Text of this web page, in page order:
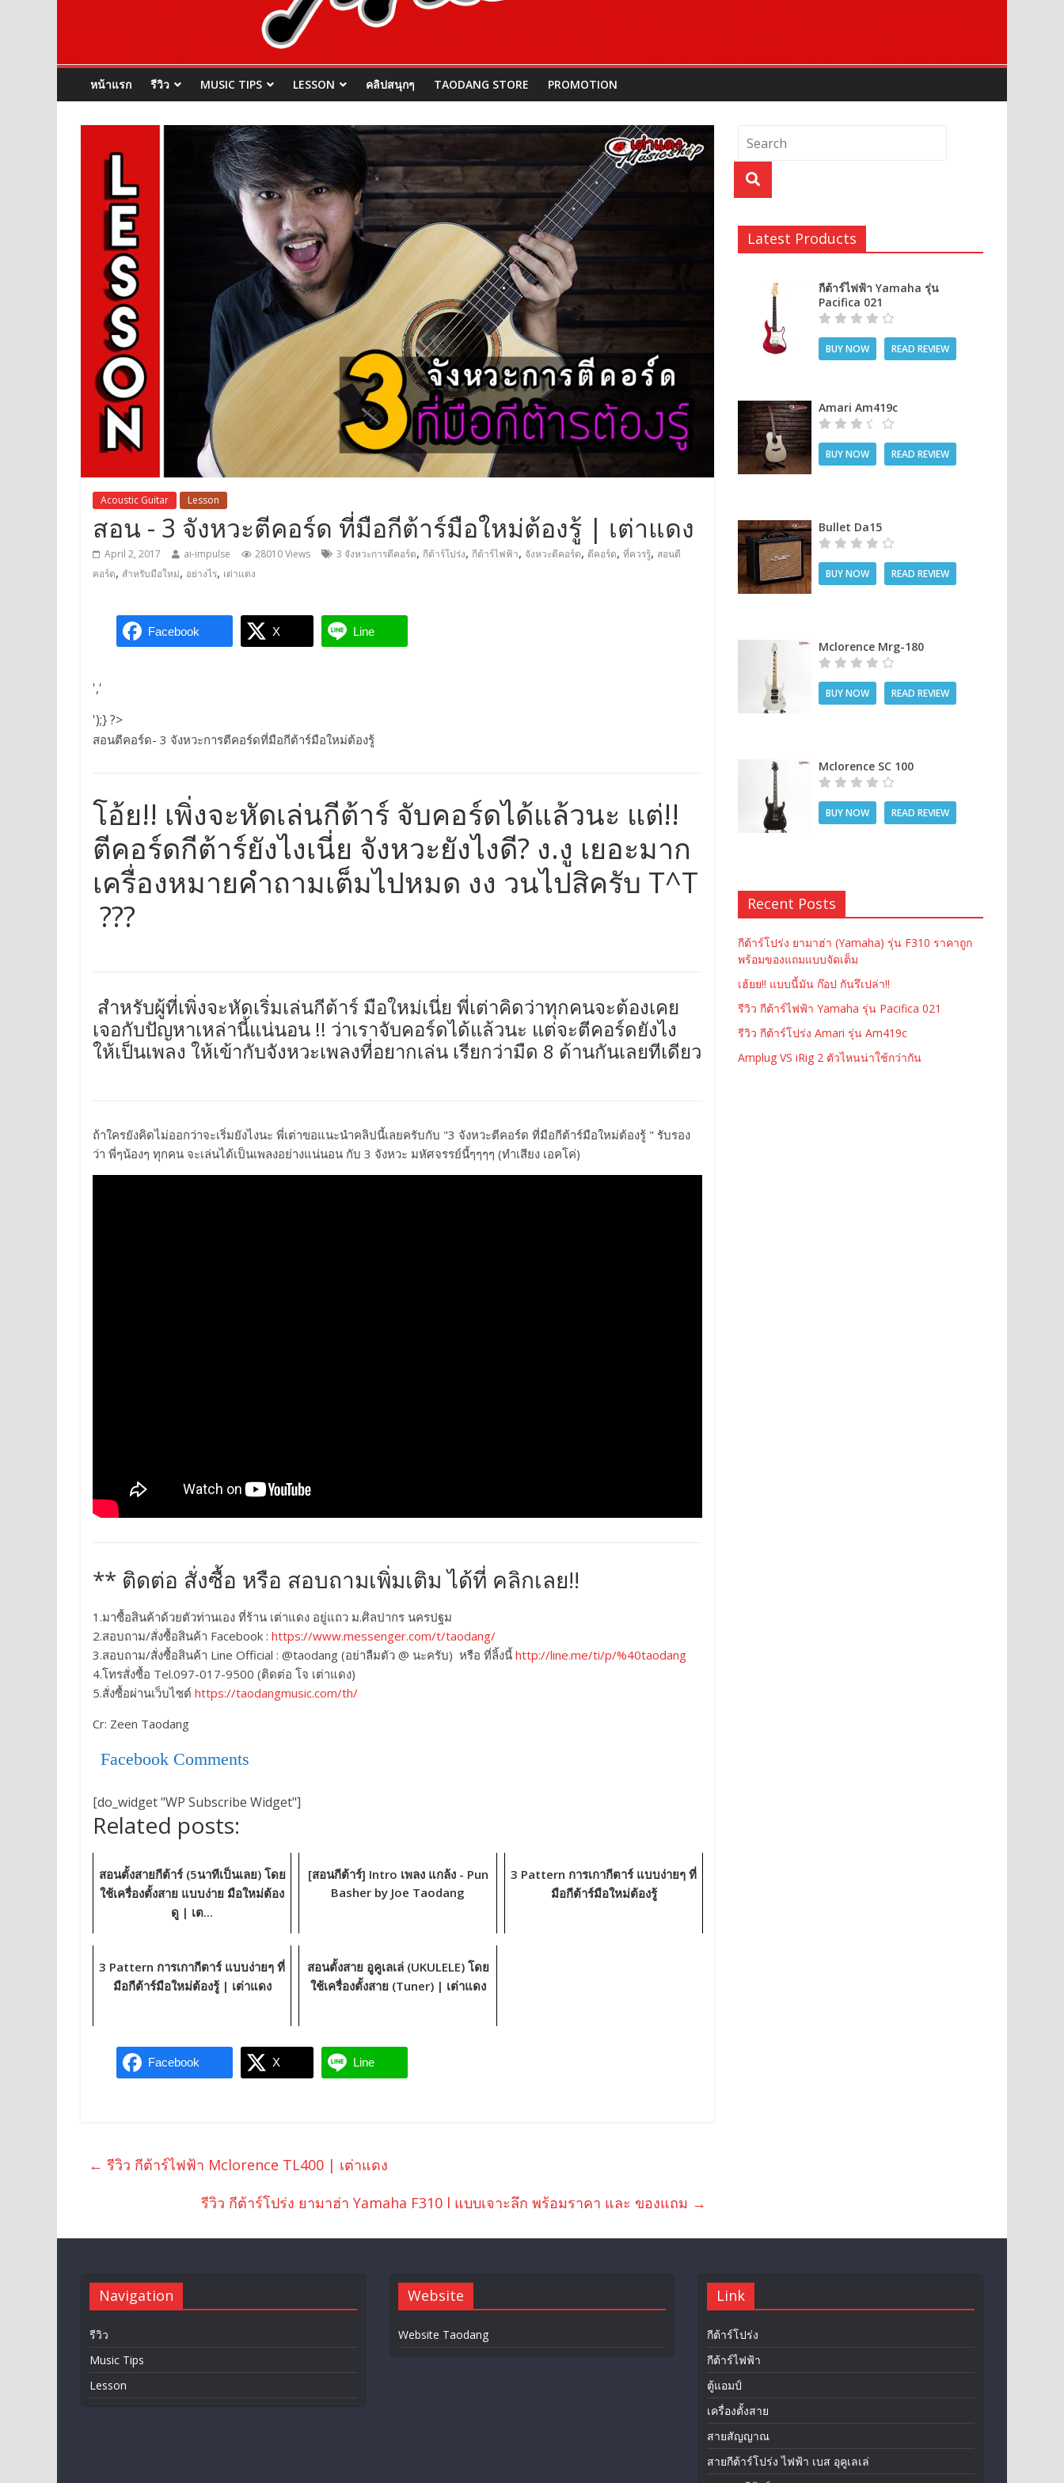
หน้าแรก รีวิว MUSIC TIPS LESSON คลิปสนุกๆ TAODANG STORE PROMOTION
Acoustic Guitar Lesson
สอน - 3 จังหวะตีคอร์ด ที่มือกีต้าร์มือใหม่ต้องรู้ | เต่าแดง
April 2, 2017 ai-impulse 28010 Views 3 จังหวะการตีคอร์ด, กีต้าร์โปร่ง, กีต้าร์ไฟฟ้า, จังหวะตีคอร์ด, ตีคอร์ด, ที่ควรรู้, สอนตี
คอร์ด, สำหรับมือใหม่, อย่างไร, เต่าแดง
Facebook X Line
','
');} ?>
สอนตีคอร์ด- 3 จังหวะการตีคอร์ดที่มือกีต้าร์มือใหม่ต้องรู้
โอ้ย!! เพิ่งจะหัดเล่นกีต้าร์ จับคอร์ดได้แล้วนะ แต่!!
ตีคอร์ดกีต้าร์ยังไงเนี่ย จังหวะยังไงดี? ง.งู เยอะมาก
เครื่องหมายคำถามเต็มไปหมด งง วนไปสิครับ T^T
???
สำหรับผู้ที่เพิ่งจะหัดเริ่มเล่นกีต้าร์ มือใหม่เนี่ย พี่เต่าคิดว่าทุกคนจะต้องเคย
เจอกับปัญหาเหล่านี้แน่นอน !! ว่าเราจับคอร์ดได้แล้วนะ แต่จะตีคอร์ดยังไง
ให้เป็นเพลง ให้เข้ากับจังหวะเพลงที่อยากเล่น เรียกว่ามืด 8 ด้านกันเลยทีเดียว
ถ้าใครยังคิดไม่ออกว่าจะเริ่มยังไงนะ พี่เต่าขอแนะนำคลิปนี้เลยครับกับ "3 จังหวะตีคอร์ด ที่มือกีต้าร์มือใหม่ต้องรู้ " รับรอง
ว่า พี่ๆน้องๆ ทุกคน จะเล่นได้เป็นเพลงอย่างแน่นอน กับ 3 จังหวะ มหัศจรรย์นี้ๆๆๆๆ (ทำเสียง เอคโค่)
** ติดต่อ สั่งซื้อ หรือ สอบถามเพิ่มเติม ได้ที่ คลิกเลย!!
1.มาซื้อสินค้าด้วยตัวท่านเอง ที่ร้าน เต่าแดง อยู่แถว ม.ศิลปากร นครปฐม
2.สอบถาม/สั่งซื้อสินค้า Facebook : https://www.messenger.com/t/taodang/
3.สอบถาม/สั่งซื้อสินค้า Line Official : @taodang (อย่าลืมตัว @ นะครับ) หรือ ที่ลิ้งนี้ http://line.me/ti/p/%40taodang
4.โทรสั่งซื้อ Tel.097-017-9500 (ติดต่อ โจ เต่าแดง)
5.สั่งซื้อผ่านเว็บไซต์ https://taodangmusic.com/th/
Cr: Zeen Taodang
Facebook Comments
[do_widget "WP Subscribe Widget"]
Related posts:
สอนตั้งสายกีต้าร์ (5นาทีเป็นเลย) โดย
ใช้เครื่องตั้งสาย แบบง่าย มือใหม่ต้อง
ดู | เต...
[สอนกีต้าร์] Intro เพลง แกล้ง - Pun
Basher by Joe Taodang
3 Pattern การเกากีตาร์ แบบง่ายๆ ที่
มือกีต้าร์มือใหม่ต้องรู้
3 Pattern การเกากีตาร์ แบบง่ายๆ ที่
มือกีต้าร์มือใหม่ต้องรู้ | เต่าแดง
สอนตั้งสาย อูคูเลเล่ (UKULELE) โดย
ใช้เครื่องตั้งสาย (Tuner) | เต่าแดง
Facebook X Line
← รีวิว กีต้าร์ไฟฟ้า Mclorence TL400 | เต่าแดง
รีวิว กีต้าร์โปร่ง ยามาฮ่า Yamaha F310 l แบบเจาะลึก พร้อมราคา และ ของแถม →
Latest Products
กีต้าร์ไฟฟ้า Yamaha รุ่น
Pacifica 021
BUY NOW READ REVIEW
Amari Am419c
BUY NOW READ REVIEW
Bullet Da15
BUY NOW READ REVIEW
Mclorence Mrg-180
BUY NOW READ REVIEW
Mclorence SC 100
BUY NOW READ REVIEW
Recent Posts
กีต้าร์โปร่ง ยามาฮ่า (Yamaha) รุ่น F310 ราคาถูก
พร้อมของแถมแบบจัดเต็ม
เฮ้ยย!! แบบนี้มัน ก๊อป กันรึเปล่า!!
รีวิว กีต้าร์ไฟฟ้า Yamaha รุ่น Pacifica 021
รีวิว กีต้าร์โปร่ง Amari รุ่น Am419c
Amplug VS iRig 2 ตัวไหนน่าใช้กว่ากัน
Navigation
รีวิว
Music Tips
Lesson
Website
Website Taodang
Link
กีต้าร์โปร่ง
กีต้าร์ไฟฟ้า
ตู้แอมป์
เครื่องตั้งสาย
สายสัญญาณ
สายกีต้าร์โปร่ง ไฟฟ้า เบส อุคูเลเล่